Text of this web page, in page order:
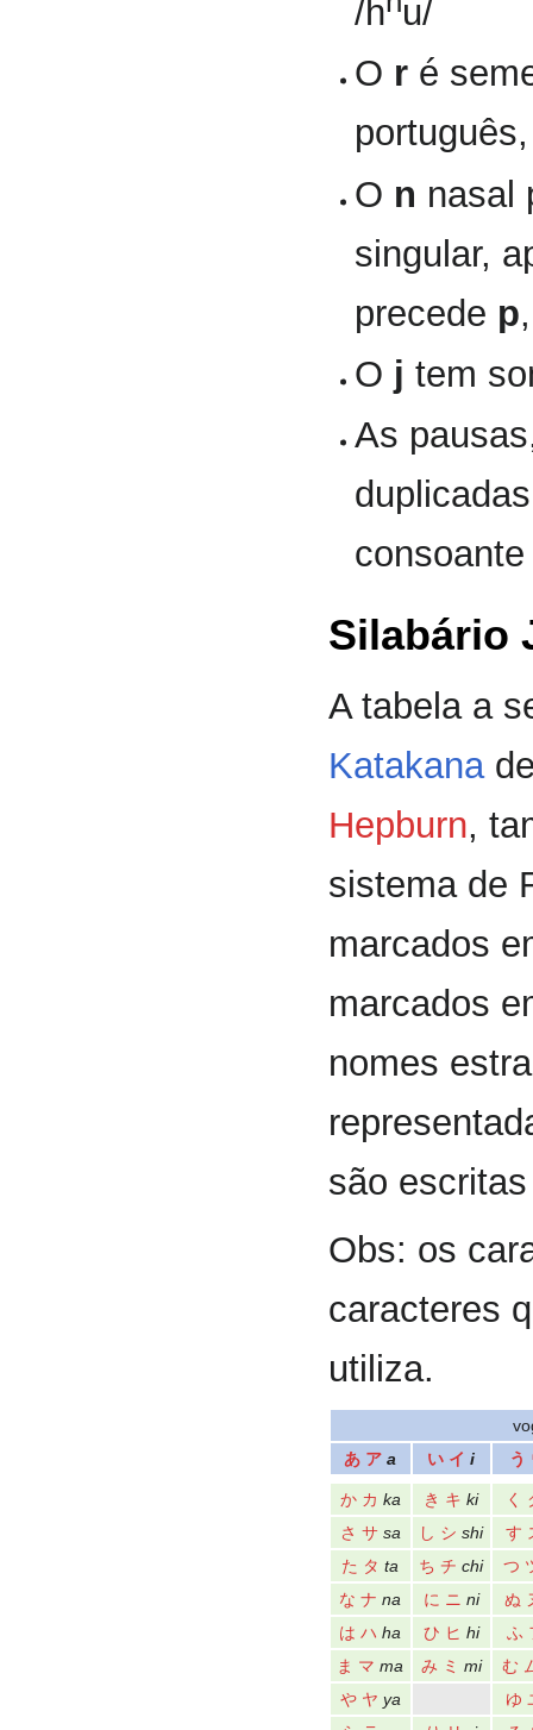
/h u/
O r é
O n nasal
singular,
precede p
O j tem
As
Silabário
A tabela a
Katakana
Hepburn,
sistema de
marcados
marcados
nomes
são
Obs: os
caracteres
utiliza.
あ ア a い イ i う
か カ ka き キ ki く
さ サ sa し シ shi す
た タ ta ち チ chi つ
な ナ na に ニ ni ぬ
は ハ ha ひ ヒ hi ふ
ま マ ma み ミ mi む
や ヤ ya ゆ